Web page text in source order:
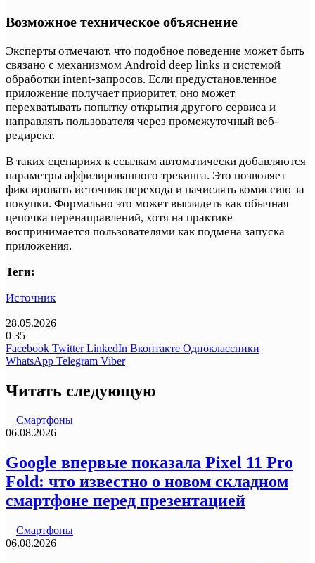
Возможное техническое объяснение
Эксперты отмечают, что подобное поведение может быть
связано с механизмом Android deep links и системой
обработки intent-запросов. Если предустановленное
приложение получает приоритет, оно может
перехватывать попытку открытия другого сервиса и
направлять пользователя через промежуточный веб-
редирект.
В таких сценариях к ссылкам автоматически добавляются
параметры аффилированного трекинга. Это позволяет
фиксировать источник перехода и начислять комиссию за
покупки. Формально это может выглядеть как обычная
цепочка перенаправлений, хотя на практике
воспринимается пользователями как подмена запуска
приложения.
Теги:
Источник
28.05.2026
0 35
Facebook Twitter LinkedIn Вконтакте Одноклассники
WhatsApp Telegram Viber
Читать следующую
Смартфоны
06.08.2026
Google впервые показала Pixel 11 Pro
Fold: что известно о новом складном
смартфоне перед презентацией
Смартфоны
06.08.2026